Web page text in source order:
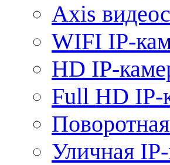
Axis
WIFI IP-
HD IP-
Full HD IP-
Уличная